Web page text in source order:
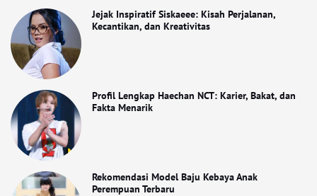
Jejak Inspiratif Siskaeee: Kisah Perjalanan,
Kecantikan, dan Kreativitas
Profil Lengkap Haechan NCT: Karier, Bakat, dan
Fakta Menarik
Rekomendasi Model Baju Kebaya Anak
Perempuan Terbaru